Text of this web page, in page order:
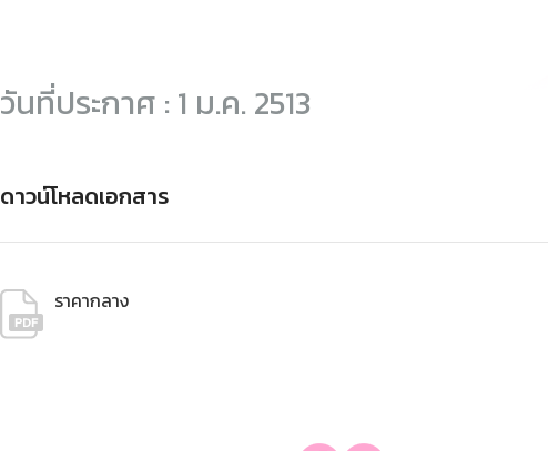
วันที่ประกาศ : 1 ม.ค. 2513
ดาวน์โหลดเอกสาร
ราคากลาง